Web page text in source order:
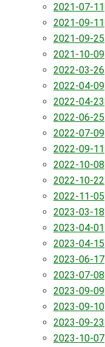
2021-07-11
2021-09-11
2021-09-25
2021-10-09
2022-03-26
2022-04-09
2022-04-23
2022-06-25
2022-07-09
2022-09-11
2022-10-08
2022-10-22
2022-11-05
2023-03-18
2023-04-01
2023-04-15
2023-06-17
2023-07-08
2023-09-09
2023-09-10
2023-09-23
2023-10-07